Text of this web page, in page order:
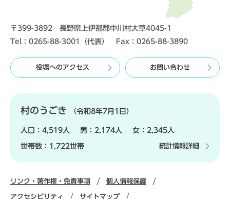
〒399-3892 長野県上伊那郡中川村大草4045-1
Tel：0265-88-3001（代表） Fax：0265-88-3890
役場へのアクセス お問い合わせ
村のうごき （令和8年7月1日）
人口： 4,519人 男： 2,174人 女： 2,345人
世帯数： 1,722世帯 統計情報詳細
リンク・著作権・免責事項 個人情報保護
アクセシビリティ サイトマップ